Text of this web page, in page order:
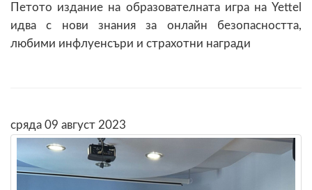
Петото издание на образователната игра на Yettel
идва с нови знания за онлайн безопасността,
любими инфлуенсъри и страхотни награди
сряда 09 август 2023